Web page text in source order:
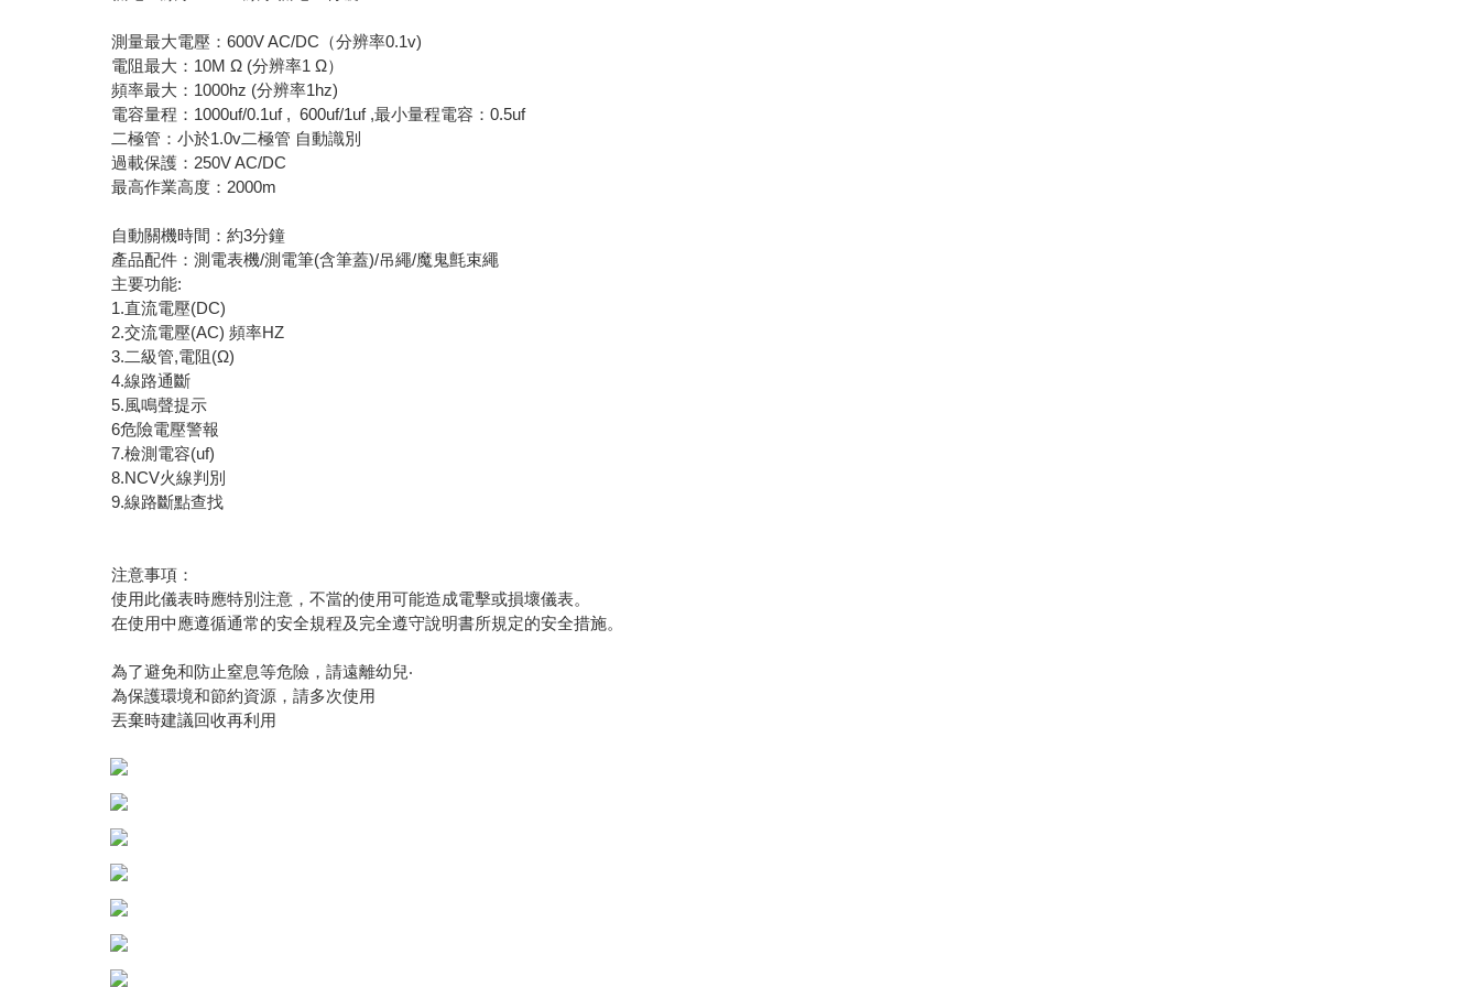
測量最大電壓：600V AC/DC（分辨率0.1v)
電阻最大：10M Ω (分辨率1 Ω）
頻率最大：1000hz (分辨率1hz)
電容量程：1000uf/0.1uf , 600uf/1uf ,最小量程電容：0.5uf
二極管：小於1.0v二極管 自動識別
過載保護：250V AC/DC
最高作業高度：2000m
自動關機時間：約3分鐘
產品配件：測電表機/測電筆(含筆蓋)/吊繩/魔鬼氈束繩
主要功能:
1.直流電壓(DC)
2.交流電壓(AC) 頻率HZ
3.二級管,電阻(Ω)
4.線路通斷
5.風鳴聲提示
6危險電壓警報
7.檢測電容(uf)
8.NCV火線判別
9.線路斷點查找
注意事項：
使用此儀表時應特別注意，不當的使用可能造成電擊或損壞儀表。
在使用中應遵循通常的安全規程及完全遵守說明書所規定的安全措施。
為了避免和防止窒息等危險，請遠離幼兒‧
為保護環境和節約資源，請多次使用
丟棄時建議回收再利用